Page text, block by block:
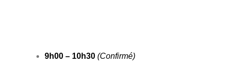
9h00 – 10h30(Confirmé)